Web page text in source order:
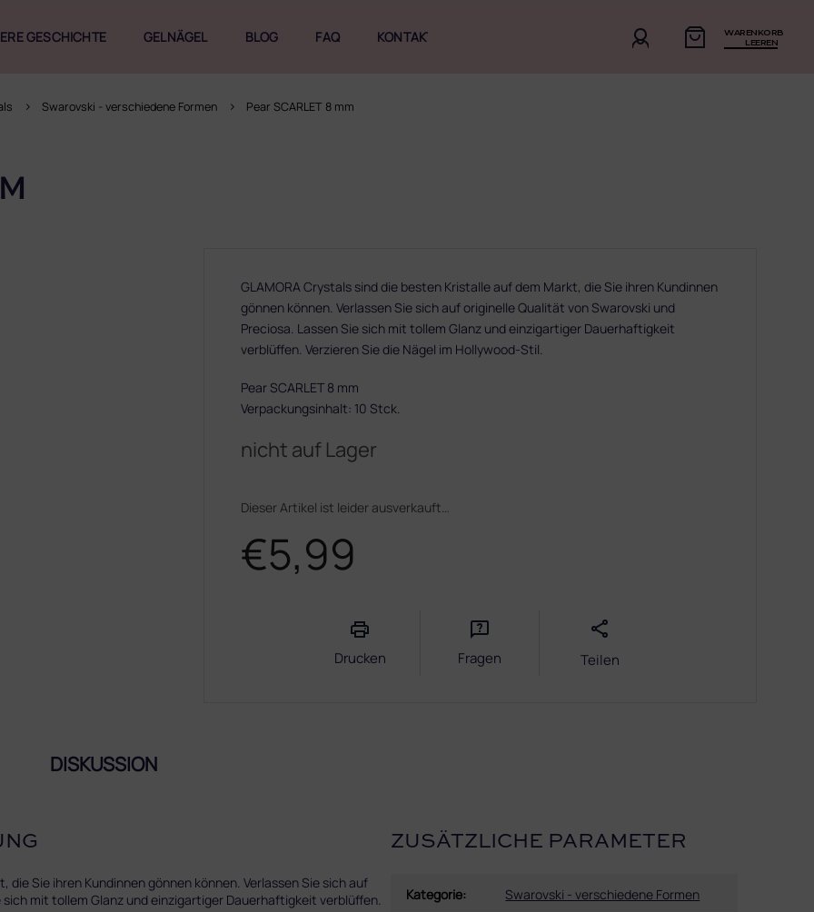
WARENKORB
LEEREN
GESCHICHTE GELNÄGEL BLOG FAQ KONTAKT
Swarovski - verschiedene Formen Pear SCARLET 8 mm
€5,99
nicht auf Lager
Dieser Artikel ist leider ausverkauft…
GLAMORA Crystals sind die besten Kristalle auf dem Markt, die Sie ihren Kundinnen
gönnen können. Verlassen Sie sich auf originelle Qualität von Swarovski und
Preciosa. Lassen Sie sich mit tollem Glanz und einzigartiger Dauerhaftigkeit
verblüffen. Verzieren Sie die Nägel im Hollywood-Stil.
Pear SCARLET 8 mm
Verpackungsinhalt: 10 Stck.
Drucken Fragen Teilen
DISKUSSION
Sie ihren Kundinnen gönnen können. Verlassen Sie sich auf
mit tollem Glanz und einzigartiger Dauerhaftigkeit verblüffen.
ZUSÄTZLICHE PARAMETER
Kategorie: Swarovski - verschiedene Formen